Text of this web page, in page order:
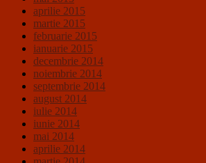
aprilie 2015
martie 2015
februarie 2015
ianuarie 2015
decembrie 2014
noiembrie 2014
septembrie 2014
august 2014
iulie 2014
iunie 2014
mai 2014
aprilie 2014